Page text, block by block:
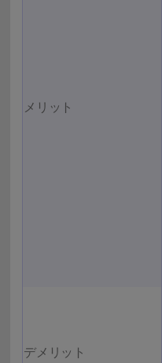
メリット
デメリット